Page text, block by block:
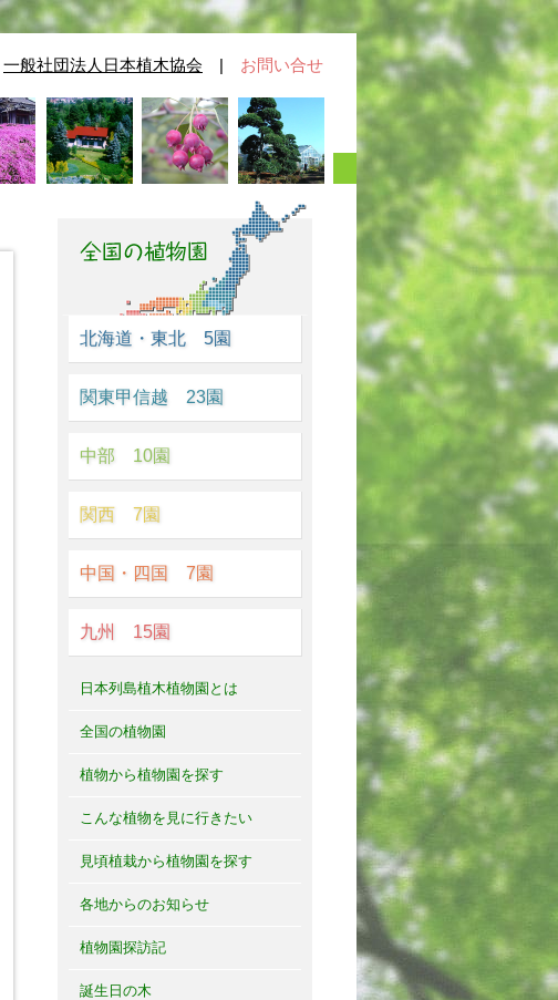
一般社団法人日本植木協会 | お問い合せ
北海道・東北 5園
関東甲信越 23園
中部 10園
関西 7園
中国・四国 7園
九州 15園
日本列島植木植物園とは
全国の植物園
植物から植物園を探す
こんな植物を見に行きたい
見頃植栽から植物園を探す
各地からのお知らせ
植物園探訪記
誕生日の木